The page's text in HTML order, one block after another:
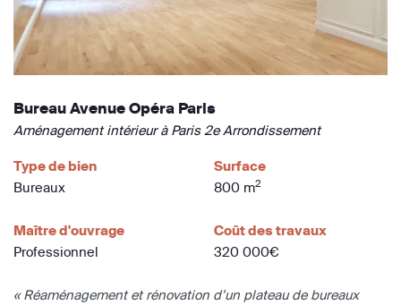
Bureau Avenue Opéra Paris
Aménagement intérieur à Paris 2e Arrondissement
Type de bien
Bureaux
Surface
800 m2
Maître d'ouvrage
Professionnel
Coût des travaux
320 000€
« Réaménagement et rénovation d’un plateau de bureaux